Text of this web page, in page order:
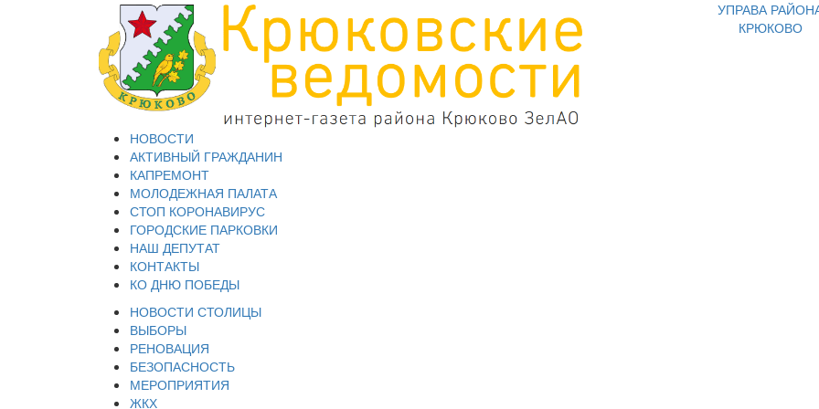
УПРАВА
КРЮКОВО
НОВОСТИ
АКТИВНЫЙ ГРАЖДАНИН
КАПРЕМОНТ
МОЛОДЕЖНАЯ ПАЛАТА
СТОП КОРОНАВИРУС
ГОРОДСКИЕ ПАРКОВКИ
НАШ ДЕПУТАТ
КОНТАКТЫ
КО ДНЮ ПОБЕДЫ
НОВОСТИ СТОЛИЦЫ
ВЫБОРЫ
РЕНОВАЦИЯ
БЕЗОПАСНОСТЬ
МЕРОПРИЯТИЯ
ЖКХ